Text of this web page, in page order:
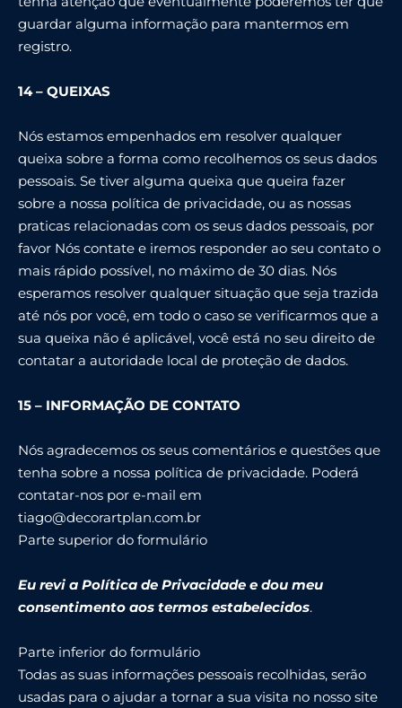
guardar alguma informação para mantermos em
registro.
14 – QUEIXAS
Nós estamos empenhados em resolver qualquer
queixa sobre a forma como recolhemos os seus dados
pessoais. Se tiver alguma queixa que queira fazer
sobre a nossa política de privacidade, ou as nossas
praticas relacionadas com os seus dados pessoais, por
favor Nós contate e iremos responder ao seu contato o
mais rápido possível, no máximo de 30 dias. Nós
esperamos resolver qualquer situação que seja trazida
até nós por você, em todo o caso se verificarmos que a
sua queixa não é aplicável, você está no seu direito de
contatar a autoridade local de proteção de dados.
15 – INFORMAÇÃO DE CONTATO
Nós agradecemos os seus comentários e questões que
tenha sobre a nossa política de privacidade. Poderá
contatar-nos por e-mail em
tiago@decorartplan.com.br
Parte superior do formulário
Eu revi a Política de Privacidade e dou meu
consentimento aos termos estabelecidos.
Parte inferior do formulário
Todas as suas informações pessoais recolhidas, serão
usadas para o ajudar a tornar a sua visita no nosso site